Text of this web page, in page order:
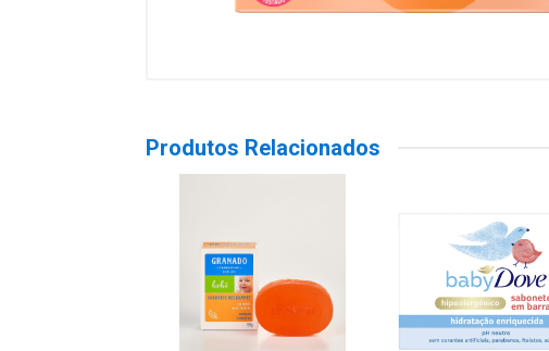
Produtos Relacionados